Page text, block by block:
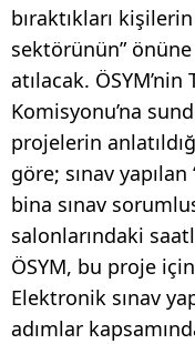
bıraktıkları
sektörünün”
atılacak.
Komisyonu’na
projelerin
göre; sınav
bina sınav
salonlarındaki
ÖSYM, bu proje
Elektronik sınav
adımlar